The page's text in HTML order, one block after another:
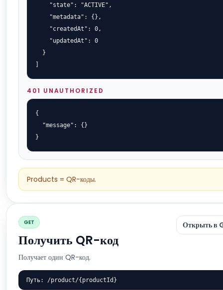
    "state": "ACTIVE",
    "metadata": {},
    "createdAt": 0,
    "updatedAt": 0
  }
401 UNAUTHORIZED
{
  "message": {}
}
Products = QR-коды.
GET
Получить QR-код
Получает один QR-код.
Открыть в
Путь: /product/{productId}